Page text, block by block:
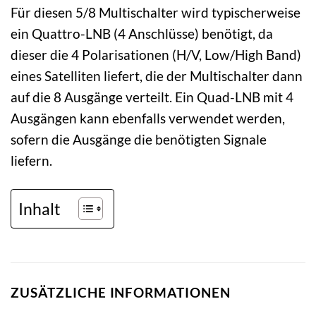
Für diesen 5/8 Multischalter wird typischerweise
ein Quattro-LNB (4 Anschlüsse) benötigt, da
dieser die 4 Polarisationen (H/V, Low/High Band)
eines Satelliten liefert, die der Multischalter dann
auf die 8 Ausgänge verteilt. Ein Quad-LNB mit 4
Ausgängen kann ebenfalls verwendet werden,
sofern die Ausgänge die benötigten Signale
liefern.
Inhalt
ZUSÄTZLICHE INFORMATIONEN